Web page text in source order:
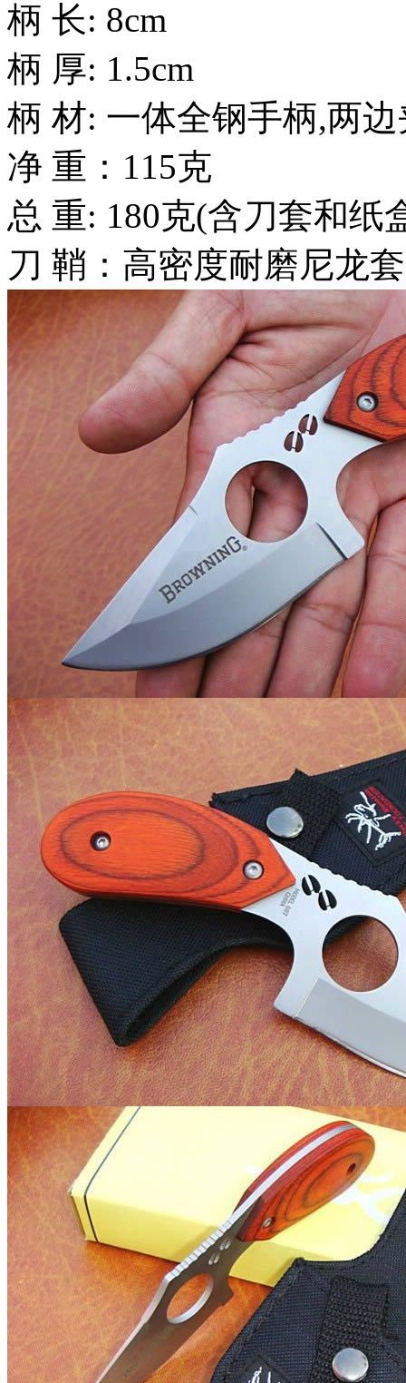
柄 长: 8cm
柄 厚: 1.5cm
柄 材: 一体全钢手柄,两
净 重：115克
总 重: 180克(含刀套和纸
刀 鞘：高密度耐磨尼龙套